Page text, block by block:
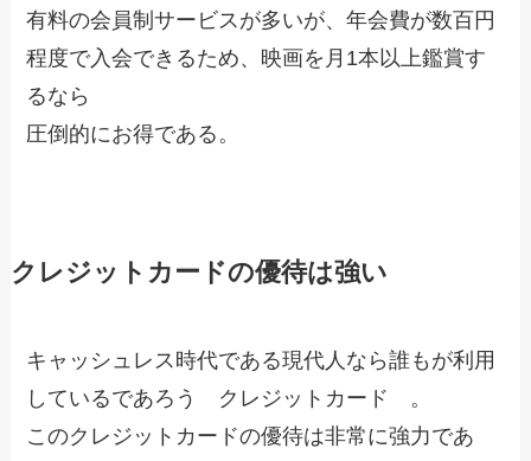
有料の会員制サービスが多いが、年会費が数百円
程度で入会できるため、映画を月1本以上鑑賞す
るなら
圧倒的にお得である。
クレジットカードの優待は強い
キャッシュレス時代である現代人なら誰もが利用
しているであろう クレジットカード 。
このクレジットカードの優待は非常に強力であ